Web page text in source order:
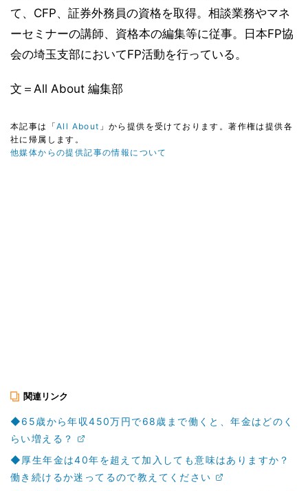
て、CFP、証券外務員の資格を取得。相談業務やマネ
ーセミナーの講師、資格本の編集等に従事。日本FP協
会の埼玉支部においてFP活動を行っている。
文＝All About 編集部
本記事は「All About 」から提供を受けております。著作権は提供各
社に帰属します。
他媒体からの提供記事の情報について
関連リンク
◆65歳から年収450万円で68歳まで働くと、年金はどのく
らい増える？
◆厚生年金は40年を超えて加入しても意味はありますか？
働き続けるか迷ってるので教えてください